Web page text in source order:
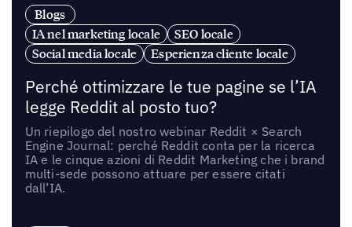
Blogs
IA nel marketing locale
SEO locale
Social media locale
Esperienza cliente locale
Perché ottimizzare le tue pagine se l’IA
legge Reddit al posto tuo?
Un riepilogo del nostro webinar Reddit × Search
Engine Journal: perché Reddit conta per la ricerca
IA e le cinque azioni di Reddit Marketing che i brand
multi-sede possono attuare per essere citati
dall’IA.